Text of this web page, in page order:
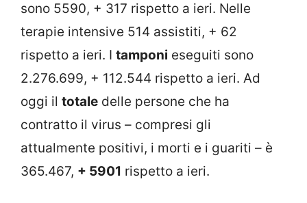
sono 5590, + 317 rispetto a ieri. Nelle
terapie intensive 514 assistiti, + 62
rispetto a ieri. I tamponi eseguiti sono
2.276.699, + 112.544 rispetto a ieri. Ad
oggi il totale delle persone che ha
contratto il virus – compresi gli
attualmente positivi, i morti e i guariti – è
365.467, + 5901 rispetto a ieri.